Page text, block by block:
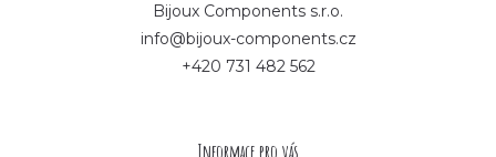
Bijoux Components s.r.o.
info@bijoux-components.cz
+420 731 482 562
Informace pro vás